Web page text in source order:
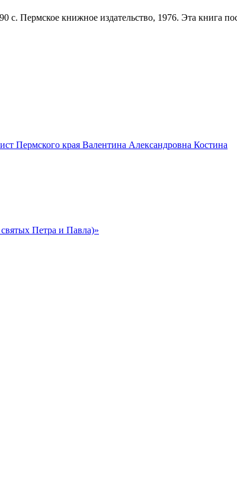
Пермское книжное издательство, 1976. Эта книга
Пермского края Валентина Александровна Костина
Петра и Павла)»